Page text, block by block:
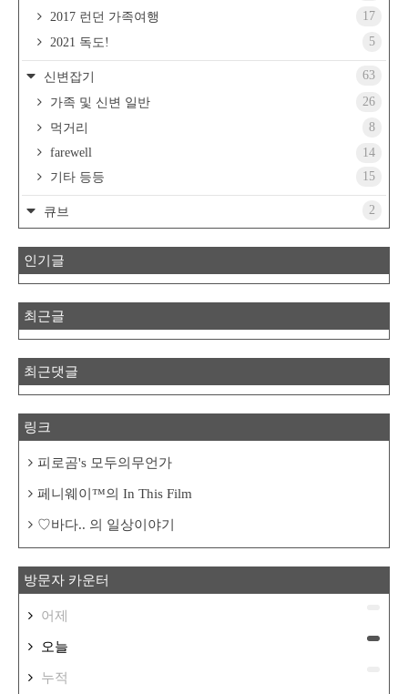
2017 런던 가족여행
17
2021 독도!
5
신변잡기
63
가족 및 신변 일반
26
먹거리
8
farewell
14
기타 등등
15
큐브 2
인기글
최근글
최근댓글
링크
피로곰's 모두의무언가
페니웨이™의 In This Film
♡바다.. 의 일상이야기
방문자 카운터
어제
오늘
누적